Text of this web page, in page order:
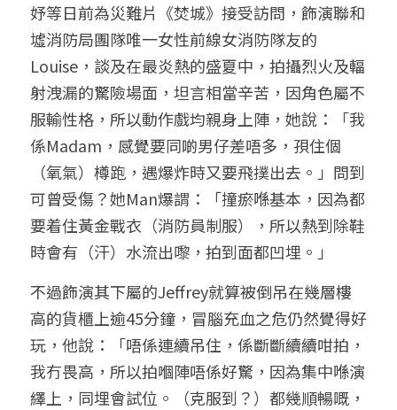
妤等日前為災難片《焚城》接受訪問，飾演聯和
墟消防局團隊唯一女性前線女消防隊友的
Louise，談及在最炎熱的盛夏中，拍攝烈火及輻
射洩漏的驚險場面，坦言相當辛苦，因角色屬不
服輸性格，所以動作戲均親身上陣，她說：「我
係Madam，感覺要同啲男仔差唔多，孭住個
（氧氣）樽跑，遇爆炸時又要飛撲出去。」問到
可曾受傷？她Man爆謂：「撞瘀喺基本，因為都
要着住黃金戰衣（消防員制服），所以熱到除鞋
時會有（汗）水流出嚟，拍到面都凹埋。」
不過飾演其下屬的Jeffrey就算被倒吊在幾層樓
高的貨櫃上逾45分鐘，冒腦充血之危仍然覺得好
玩，他說：「唔係連續吊住，係斷斷續續咁拍，
我冇畏高，所以拍嗰陣唔係好驚，因為集中喺演
繹上，同埋會試位。（克服到？）都幾順暢嘅，